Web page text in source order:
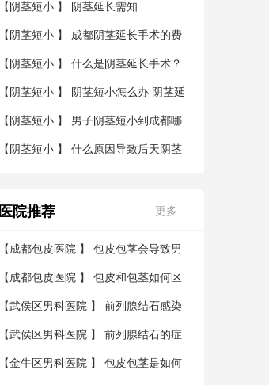
【 阴茎短小 】 阴茎延长需知
【 阴茎短小 】 成都阴茎延长手术的费
用？
【 阴茎短小 】 什么是阴茎延长手术？
【 阴茎短小 】 阴茎短小怎么办 阴茎延
长术帮您解决烦恼
【 阴茎短小 】 男子阴茎短小到成都哪
家医院看好
【 阴茎短小 】 什么原因导致后天阴茎
医院推荐 更多
【 成都包皮医院 】 包皮包茎会导致男
性肾虚
【 成都包皮医院 】 包皮和包茎如何区
分？
【武侯区男科医院 】 前列腺结石感染
会有哪些后果?
【武侯区男科医院 】 前列腺结石的症
状有哪些？
【金牛区男科医院 】 包皮包茎是如何